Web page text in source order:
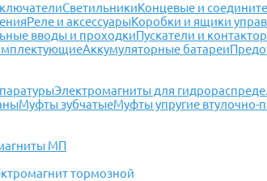
СветильникиКонцевые и
Реле и аксессуарыКоробки и ящики
вводы и проходкиПускатели и
Аккумуляторные батареи
Электромагниты для
Муфты зубчатыеМуфты упругие втулочно-
МП
тормозной